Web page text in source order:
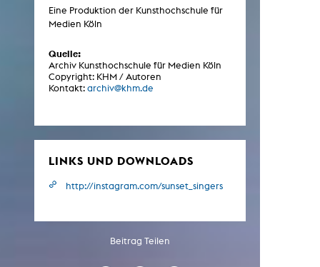
Eine Produktion der Kunsthochschule für
Medien Köln
Quelle:
Archiv Kunsthochschule für Medien Köln
Copyright: KHM / Autoren
Kontakt: archiv@khm.de
LINKS UND DOWNLOADS
http://instagram.com/sunset_singers
Beitrag Teilen
Künstlerische Arbeiten Studierende
KHM Rundgänge
Photoszene an der KHM
25 Jahre KHM / Studiogespräche